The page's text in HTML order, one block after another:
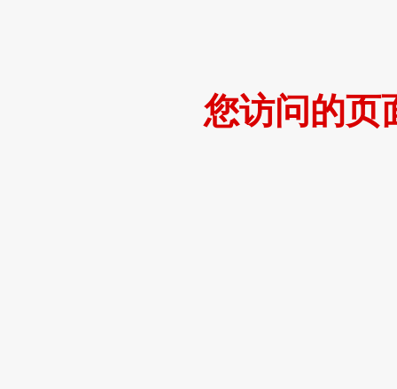
您访问的页